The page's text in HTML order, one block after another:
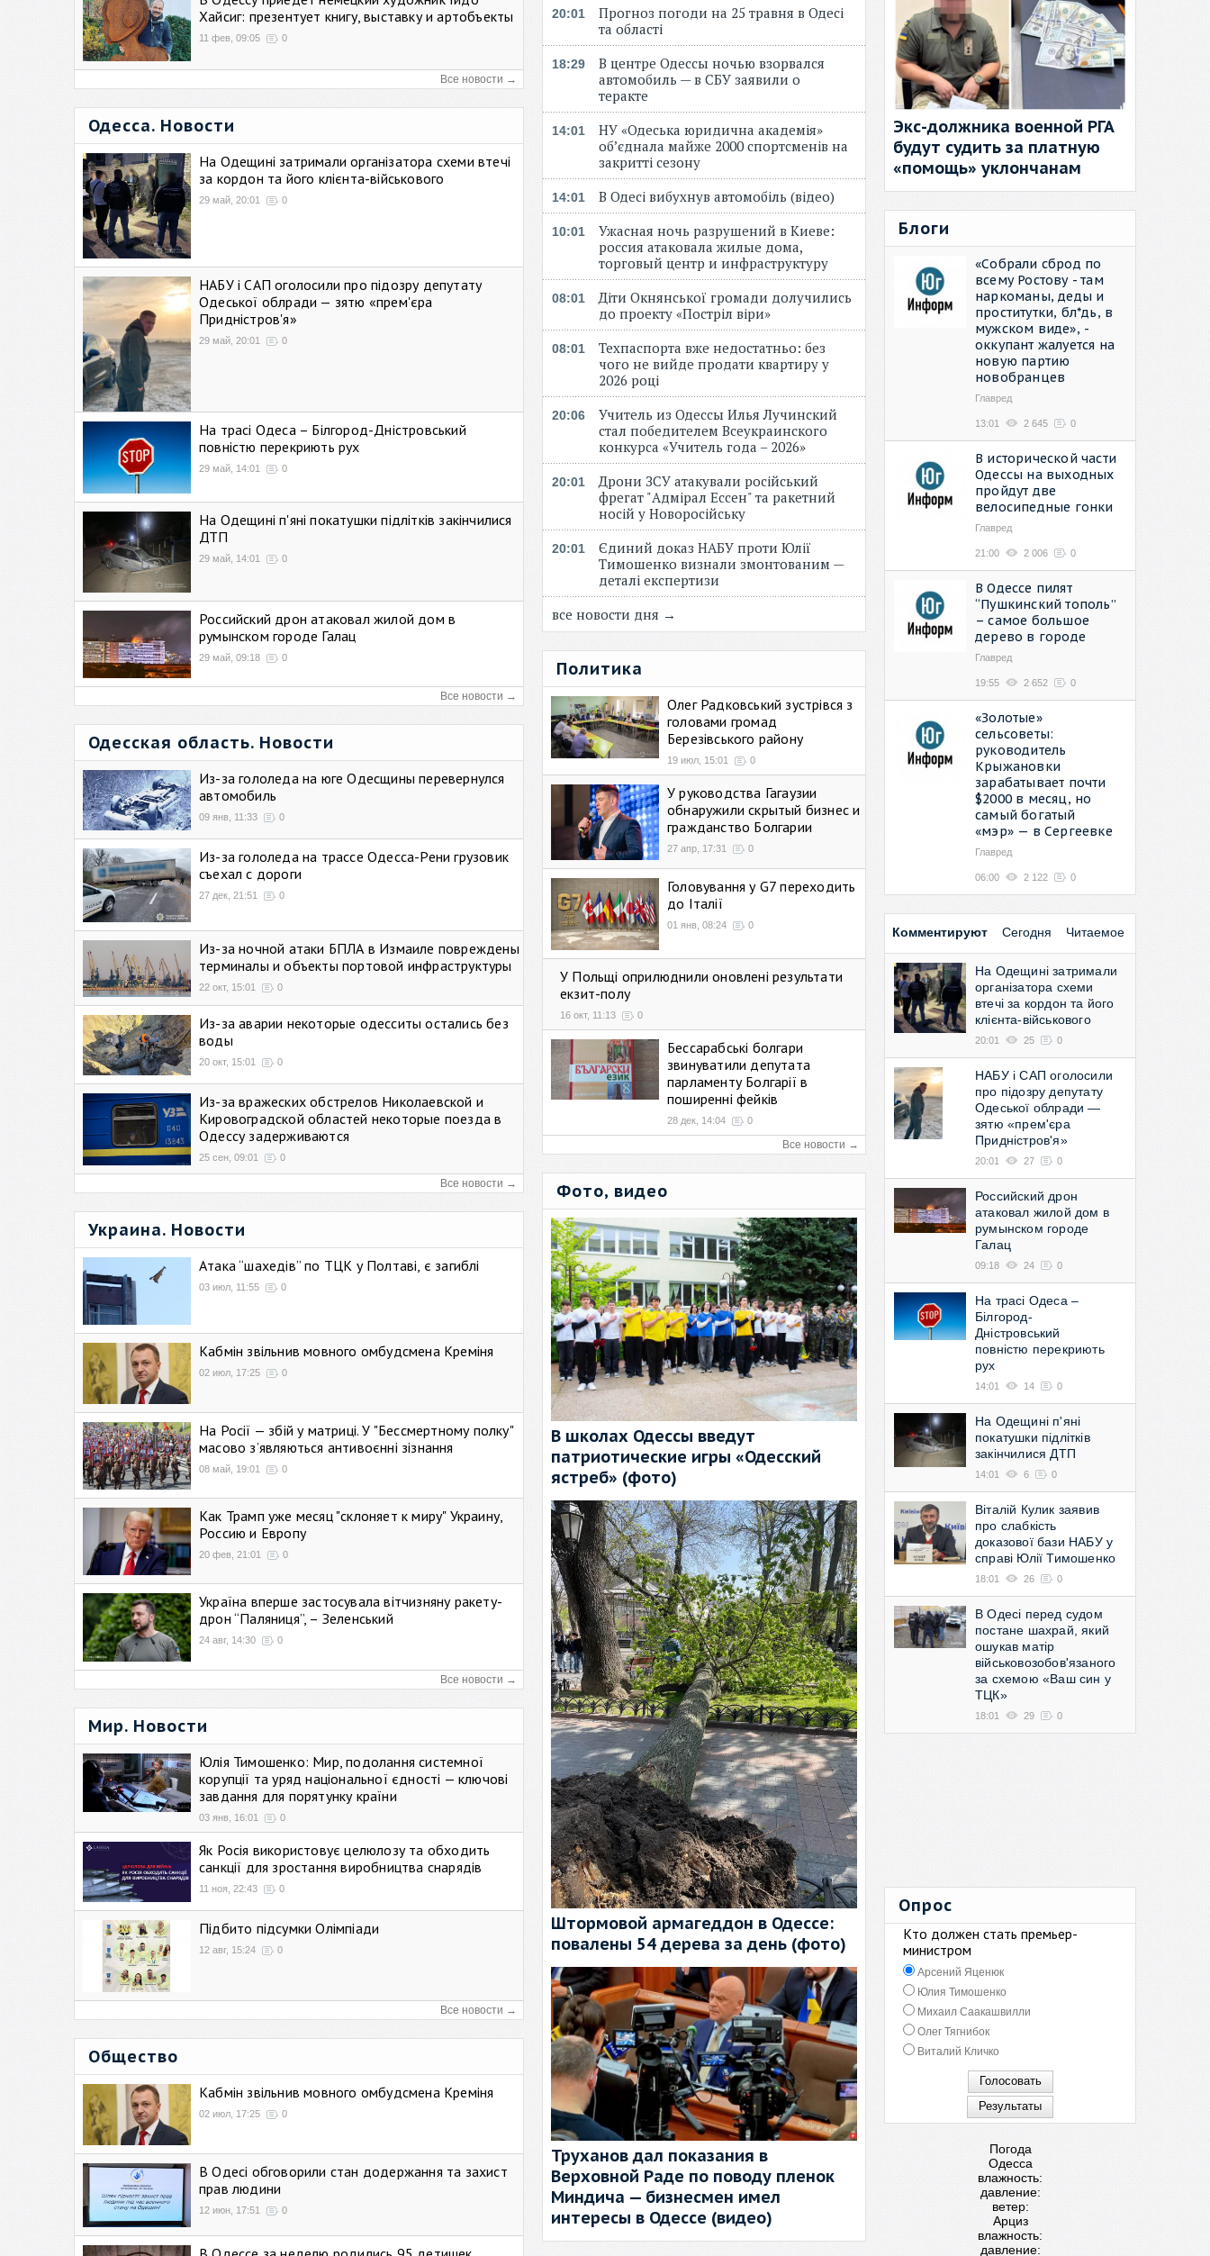
Хайсиг: презентует книгу, выставку и артобъекты
11 фев, 09:05 0
Все новости →
Одесса. Новости
На Одещині затримали організатора схеми втечі
за кордон та його клієнта-військового
29 май, 20:01 0
НАБУ і САП оголосили про підозру депутату
Одеської облради — зятю «прем'єра
Придністров'я»
29 май, 20:01 0
На трасі Одеса – Білгород-Дністровський
повністю перекриють рух
29 май, 14:01 0
На Одещині п'яні покатушки підлітків закінчилися
ДТП
29 май, 14:01 0
Российский дрон атаковал жилой дом в
румынском городе Галац
29 май, 09:18 0
Все новости →
Одесская область. Новости
Из-за гололеда на юге Одесщины перевернулся
автомобиль
09 янв, 11:33 0
Из-за гололеда на трассе Одесса-Рени грузовик
съехал с дороги
27 дек, 21:51 0
Из-за ночной атаки БПЛА в Измаиле повреждены
терминалы и объекты портовой инфраструктуры
22 окт, 15:01 0
Из-за аварии некоторые одесситы остались без
воды
20 окт, 15:01 0
Из-за вражеских обстрелов Николаевской и
Кировоградской областей некоторые поезда в
Одессу задерживаются
25 сен, 09:01 0
Все новости →
Украина. Новости
Атака “шахедів” по ТЦК у Полтаві, є загиблі
03 июл, 11:55 0
Кабмін звільнив мовного омбудсмена Креміня
02 июл, 17:25 0
На Росії — збій у матриці. У "Бессмертному полку"
масово зʼявляються антивоєнні зізнання
08 май, 19:01 0
Как Трамп уже месяц "склоняет к миру" Украину,
Россию и Европу
20 фев, 21:01 0
Україна вперше застосувала вітчизняну ракету-
дрон “Паляниця”, – Зеленський
24 авг, 14:30 0
Все новости →
Мир. Новости
Юлія Тимошенко: Мир, подолання системної
корупції та уряд національної єдності — ключові
завдання для порятунку країни
03 янв, 16:01 0
Як Росія використовує целюлозу та обходить
санкції для зростання виробництва снарядів
11 ноя, 22:43 0
Підбито підсумки Олімпіади
12 авг, 15:24 0
Все новости →
Общество
Кабмін звільнив мовного омбудсмена Креміня
02 июл, 17:25 0
В Одесі обговорили стан додержання та захист
прав людини
12 июн, 17:51 0
20:01
Прогноз погоди на 25 травня в Одесі
та області
18:29
В центре Одессы ночью взорвался
автомобиль — в СБУ заявили о
теракте
14:01
НУ «Одеська юридична академія»
об’єднала майже 2000 спортсменів на
закритті сезону
14:01 В Одесі вибухнув автомобіль (відео)
10:01
Ужасная ночь разрушений в Киеве:
россия атаковала жилые дома,
торговый центр и инфраструктуру
08:01
Діти Окнянської громади долучились
до проекту «Постріл віри»
08:01
Техпаспорта вже недостатньо: без
чого не вийде продати квартиру у
2026 році
20:06
Учитель из Одессы Илья Лучинский
стал победителем Всеукраинского
конкурса «Учитель года – 2026»
20:01
Дрони ЗСУ атакували російський
фрегат "Адмірал Ессен" та ракетний
носій у Новоросійську
20:01
Єдиний доказ НАБУ проти Юлії
Тимошенко визнали змонтованим —
деталі експертизи
все новости дня →
Политика
Олег Радковський зустрівся з
головами громад
Березівського району
19 июл, 15:01 0
У руководства Гагаузии
обнаружили скрытый бизнес и
гражданство Болгарии
27 апр, 17:31 0
Головування у G7 переходить
до Італії
01 янв, 08:24 0
У Польщі оприлюднили оновлені результати
екзит-полу
16 окт, 11:13 0
Бессарабські болгари
звинуватили депутата
парламенту Болгарії в
поширенні фейків
28 дек, 14:04 0
Все новости →
Фото, видео
В школах Одессы введут
патриотические игры «Одесский
ястреб» (фото)
Штормовой армагеддон в Одессе:
повалены 54 дерева за день (фото)
Труханов дал показания в
Верховной Раде по поводу пленок
Миндича — бизнесмен имел
интересы в Одессе (видео)
Экс-должника военной РГА
будут судить за платную
«помощь» уклончанам
Блоги
«Собрали сброд по
всему Ростову - там
наркоманы, деды и
проститутки, бл*дь, в
мужском виде», -
оккупант жалуется на
новую партию
новобранцев
Главред
13:01 2 645 0
В исторической части
Одессы на выходных
пройдут две
велосипедные гонки
Главред
21:00 2 006 0
В Одессе пилят
“Пушкинский тополь”
– самое большое
дерево в городе
Главред
19:55 2 652 0
«Золотые»
сельсоветы:
руководитель
Крыжановки
зарабатывает почти
$2000 в месяц, но
самый богатый
«мэр» — в Сергеевке
Главред
06:00 2 122 0
Комментируют Сегодня Читаемое
На Одещині затримали
організатора схеми
втечі за кордон та його
клієнта-військового
20:01 25 0
НАБУ і САП оголосили
про підозру депутату
Одеської облради —
зятю «прем'єра
Придністров'я»
20:01 27 0
Российский дрон
атаковал жилой дом в
румынском городе
Галац
09:18 24 0
На трасі Одеса –
Білгород-
Дністровський
повністю перекриють
рух
14:01 14 0
На Одещині п'яні
покатушки підлітків
закінчилися ДТП
14:01 6 0
Віталій Кулик заявив
про слабкість
доказової бази НАБУ у
справі Юлії Тимошенко
18:01 26 0
В Одесі перед судом
постане шахрай, який
ошукав матір
військовозобов'язаного
за схемою «Ваш син у
ТЦК»
18:01 29 0
Опрос
Кто должен стать премьер-
министром
Арсений Яценюк
Юлия Тимошенко
Михаил Саакашвилли
Олег Тягнибок
Виталий Кличко
Погода
Одесса
влажность:
давление:
ветер:
Арциз
влажность:
давление: